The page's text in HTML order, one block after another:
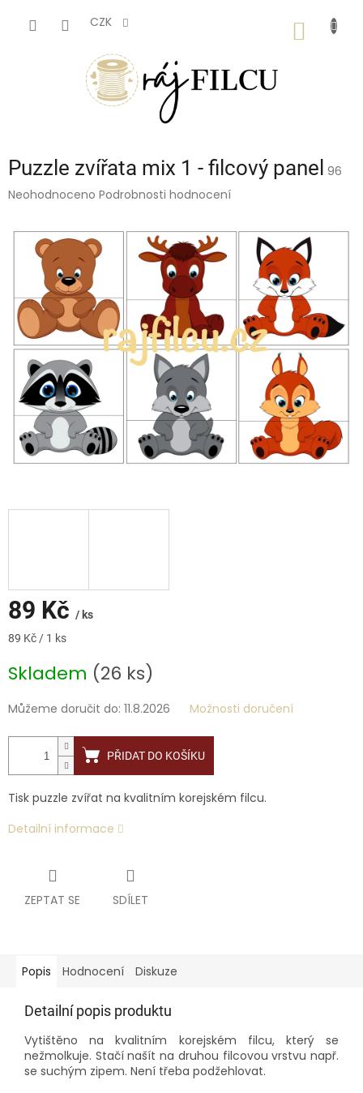
CZK
Puzzle zvířata mix 1 - filcový panel 96
Průměrné
hvězdiček.
Neohodnoceno Podrobnosti hodnocení
89 Kč / ks
Měrná
89 Kč / 1 ks
Skladem (26 ks)
Můžeme doručit do: 11.8.2026 Možnosti doručení
PŘIDAT DO KOŠÍKU
Tisk puzzle zvířat na kvalitním korejském filcu.
Detailní informace
ZEPTAT SE SDÍLET
Popis Hodnocení Diskuze
Detailní popis produktu
Vytištěno na kvalitním korejském filcu, který se
nežmolkuje. Stačí našít na druhou filcovou vrstvu např.
se suchým zipem. Není třeba podžehlovat.